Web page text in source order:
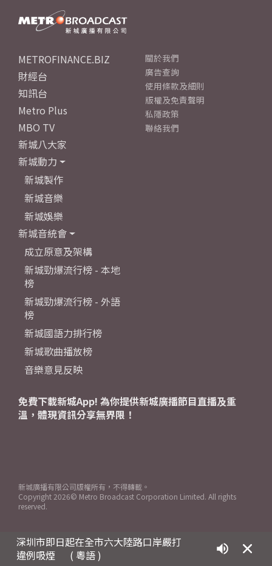
深圳市即日起在全市六大陸路口岸嚴打
違例吸煙
( 粵語 )
METROFINANCE.BIZ
財經台
知訊台
Metro Plus
MBO TV
新城八大家
新城動力
新城製作
新城音樂
新城娛樂
新城音統會
成立原意及架構
新城勁爆流行榜 - 本地
榜
新城勁爆流行榜 - 外語
榜
新城國語力排行榜
新城歌曲播放榜
音樂意見反映
關於我們
廣告查詢
使用條款及細則
版權及免責聲明
私隱政策
聯絡我們
免費下載新城App! 為你提供新城廣播節目直播及重
溫，體現資訊分享無界限！
新城廣播有限公司版權所有，不得轉載。
Copyright 2026© Metro Broadcast Corporation Limited. All rights
reserved.